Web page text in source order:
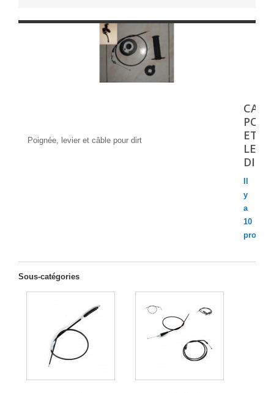
Poignée, levier et câble pour dirt
ET
DIRT
y
a
10
Sous-catégories